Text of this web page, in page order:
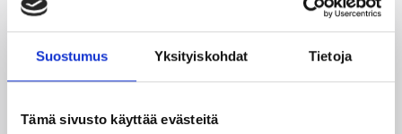
Suostumus Yksityiskohdat Tietoja
Tämä sivusto käyttää evästeitä